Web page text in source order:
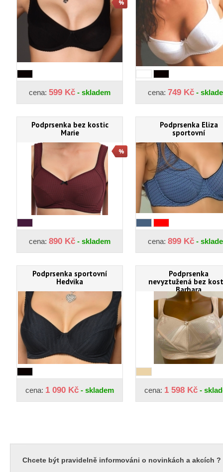
cena: 599 Kč - skladem cena: 749 Kč -
Podprsenka bez kostic
Marie
cena: 890 Kč - skladem
Podprsenka Eliza
sportovní
cena: 899 Kč -
Podprsenka sportovní
Hedvika
cena: 1 090 Kč - skladem
Podprsenka
nevyztužená bez
Barbara
cena: 1 598 Kč -
Chcete být pravidelně informováni o novinkách a akcích ?